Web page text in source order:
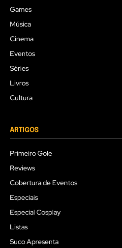
Games
Música
Cinema
Eventos
Séries
Livros
Cultura
ARTIGOS
Primeiro Gole
Reviews
Cobertura de Eventos
Especiais
Especial Cosplay
Listas
Suco Apresenta